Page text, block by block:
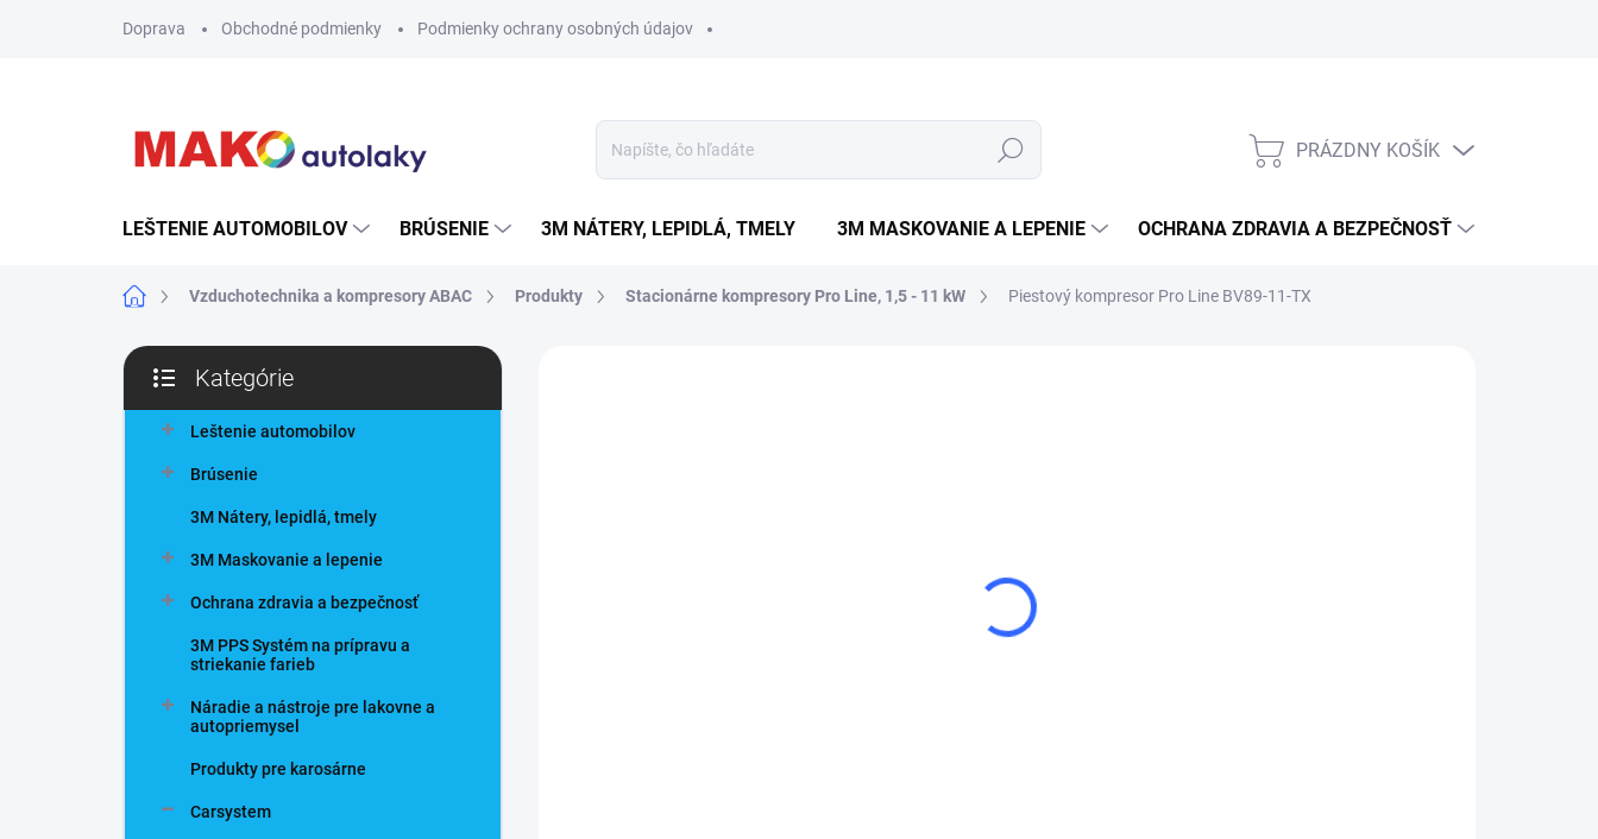
Doprava Obchodné podmienky Podmienky ochrany osobných údajov
Hľadať
NÁKUPNÝ
PRÁZDNY KOŠÍK
LEŠTENIE AUTOMOBILOV BRÚSENIE 3M NÁTERY, LEPIDLÁ, TMELY 3M MASKOVANIE A LEPENIE OCHRANA ZDRAVIA A BEZPEČNOSŤ
DomovVzduchotechnika a kompresory ABAC Produkty Stacionárne kompresory Pro Line, 1,5 - 11 kW Piestový kompresor Pro Line BV89-11-TX
B
č
kategórie
Kategórie
Leštenie automobilov
Brúsenie
3M Nátery, lepidlá, tmely
3M Maskovanie a lepenie
Ochrana zdravia a bezpečnosť
3M PPS Systém na prípravu a
striekanie farieb
Náradie a nástroje pre lakovne a
autopriemysel
Produkty pre karosárne
Carsystem
remeňmi s výstupným tlakom 11 bar určený pre